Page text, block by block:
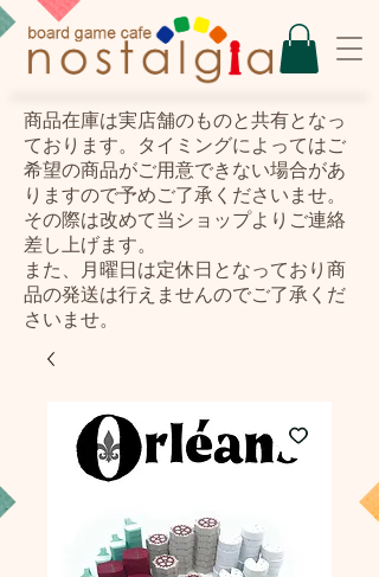
​商品在庫は実店舗のものと共有となっ
ております。タイミングによってはご
希望の商品がご用意できない場合があ
りますので予めご了承くださいませ。
その際は改めて当ショップよりご連絡
差し上げます。
また、月曜日は定休日となっており商
品の発送は行えませんのでご了承くだ
さいませ。